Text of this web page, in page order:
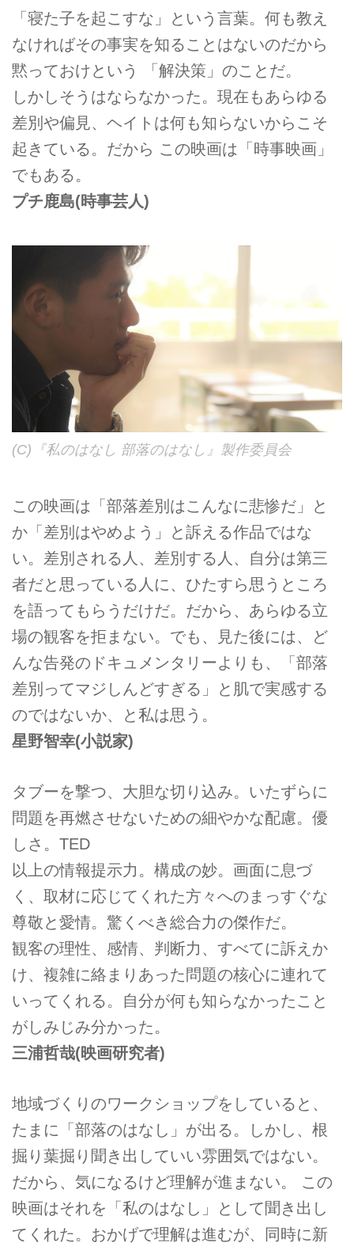
「寝た子を起こすな」という言葉。何も教え
なければその事実を知ることはないのだから
黙っておけという 「解決策」のことだ。
しかしそうはならなかった。現在もあらゆる
差別や偏見、ヘイトは何も知らないからこそ
起きている。だから この映画は「時事映画」
でもある。
プチ鹿島(時事芸人)
(C)『私のはなし 部落のはなし』製作委員会
この映画は「部落差別はこんなに悲惨だ」と
か「差別はやめよう」と訴える作品ではな
い。差別される人、差別する人、自分は第三
者だと思っている人に、ひたすら思うところ
を語ってもらうだけだ。だから、あらゆる立
場の観客を拒まない。でも、見た後には、ど
んな告発のドキュメンタリーよりも、「部落
差別ってマジしんどすぎる」と肌で実感する
のではないか、と私は思う。
星野智幸(小説家)
タブーを撃つ、大胆な切り込み。いたずらに
問題を再燃させないための細やかな配慮。優
しさ。TED
以上の情報提示力。構成の妙。画面に息づ
く、取材に応じてくれた方々へのまっすぐな
尊敬と愛情。驚くべき総合力の傑作だ。
観客の理性、感情、判断力、すべてに訴えか
け、複雑に絡まりあった問題の核心に連れて
いってくれる。自分が何も知らなかったこと
がしみじみ分かった。
三浦哲哉(映画研究者)
地域づくりのワークショップをしていると、
たまに「部落のはなし」が出る。しかし、根
掘り葉掘り聞き出していい雰囲気ではない。
だから、気になるけど理解が進まない。 この
映画はそれを「私のはなし」として聞き出し
てくれた。おかげで理解は進むが、同時に新